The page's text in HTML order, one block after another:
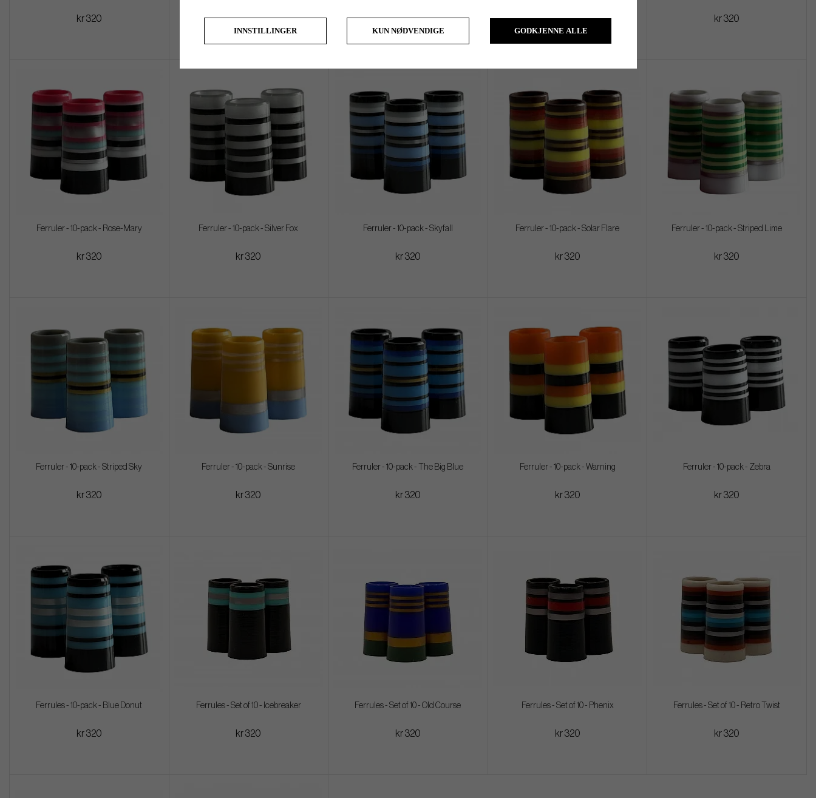
kr 320 kr 320 kr 320 kr 320 kr 320
Ferruler - 10-pack - Rose-Mary
kr 320
Ferruler - 10-pack - Silver Fox
kr 320
Ferruler - 10-pack - Skyfall
kr 320
Ferruler - 10-pack - Solar Flare
kr 320
Ferruler - 10-pack - Striped Lime
kr 320
Ferruler - 10-pack - Striped Sky
kr 320
Ferruler - 10-pack - Sunrise
kr 320
Ferruler - 10-pack - The Big Blue
kr 320
Ferruler - 10-pack - Warning
kr 320
Ferruler - 10-pack - Zebra
kr 320
Ferrules - 10-pack - Blue Donut
kr 320
Ferrules - Set of 10 - Icebreaker
kr 320
Ferrules - Set of 10 - Old Course
kr 320
Ferrules - Set of 10 - Phenix
kr 320
Ferrules - Set of 10 - Retro Twist
kr 320
INNSTILLINGER KUN NØDVENDIGE GODKJENNE ALLE